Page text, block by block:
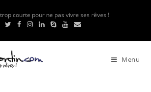
courte pour ne pas vivre ses rêves !
Menu